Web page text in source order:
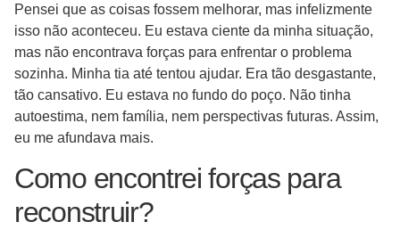
Pensei que as coisas fossem melhorar, mas infelizmente
isso não aconteceu. Eu estava ciente da minha situação,
mas não encontrava forças para enfrentar o problema
sozinha. Minha tia até tentou ajudar. Era tão desgastante,
tão cansativo. Eu estava no fundo do poço. Não tinha
autoestima, nem família, nem perspectivas futuras. Assim,
eu me afundava mais.
Como encontrei forças para
reconstruir?